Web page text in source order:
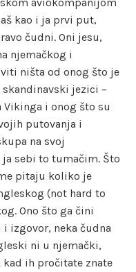
kao i ja prvi put,
čudni. Oni jesu,
njemačkog i
ništa od onog što je
jezici –
Vikinga i onog što su
putovanja i
na svoj
ja sebi to tumačim. Što
pitaju koliko je
(not hard to
Ono što ga čini
izgovor, neka čudna
ni u njemački,
ih pročitate znate